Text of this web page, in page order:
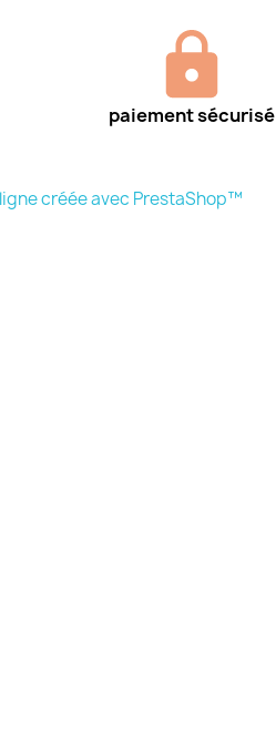
paiement sécurisé
créée avec PrestaShop™